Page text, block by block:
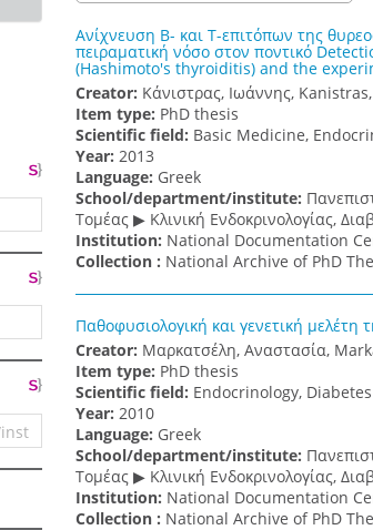
Ανίχνευση Β- και Τ-επιτόπων της
πειραματική νόσο στον ποντικό
(Hashimoto's thyroiditis) and the
Creator: Κάνιστρας, Ιωάννης,
Item type: PhD thesis
Scientific field: Basic Medicine,
Υear: 2013
Language: Greek
School/department/institute:
Τομέας ▶ Κλινική Ενδοκρινολογίας,
Institution: National Documentation
Collection : National Archive of PhD
Παθοφυσιολογική και γενετική
Creator: Μαρκατσέλη, Αναστασία,
Item type: PhD thesis
Scientific field: Endocrinology,
Υear: 2010
Language: Greek
School/department/institute:
Τομέας ▶ Κλινική Ενδοκρινολογίας,
Institution: National Documentation
Collection : National Archive of PhD